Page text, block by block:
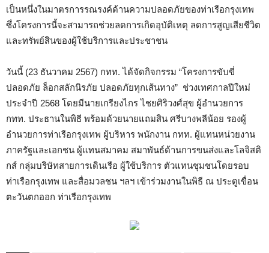
เป็นหนึ่งในมาตรการรณรงค์ด้านความปลอดภัยของท่าเรือกรุงเทพ
ซึ่งโครงการนี้จะสามารถช่วยลดการเกิดอุบัติเหตุ ลดการสูญเสียชีวิต
และทรัพย์สินของผู้ใช้บริการและประชาชน
วันนี้ (23 ธันวาคม 2567) กทท. ได้จัดกิจกรรม “โครงการขับขี่
ปลอดภัย ล็อกสลักนิรภัย ปลอดภัยทุกเส้นทาง” ช่วงเทศกาลปีใหม่
ประจำปี 2568 โดยมีนายเกรียงไกร ไชยศิริวงศ์สุข ผู้อำนวยการ
กทท. ประธานในพิธี พร้อมด้วยนายแถมสิน ศรีบางพลีน้อย รองผู้
อำนวยการท่าเรือกรุงเทพ ผู้บริหาร​ พนักงาน กทท.​ ผู้แทนหน่วยงาน
ภาครัฐและเอกชน ผู้แทนสมาคม สมาพันธ์ด้านการขนส่งและโลจิสติ
กส์ กลุ่มบริษัทสายการเดินเรือ ผู้ใช้บริการ ตัวแทนชุมชนโดยรอบ
ท่าเรือกรุงเทพ และสื่อมวลชน ฯลฯ เข้าร่วมงานในพิธี ณ ประตูเขื่อน
ตะวันตกออก ท่าเรือกรุงเทพ